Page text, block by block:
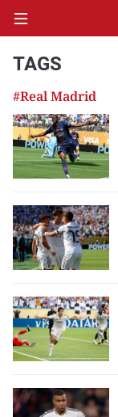
CHÍNH TRỊ
KINH TẾ
XÃ HỘI
PHÁP LUẬT
DU LỊCH
THẾ GIỚI
TAGS
#Real Madrid